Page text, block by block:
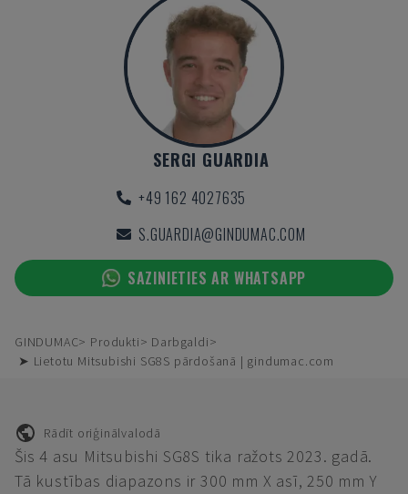
SERGI GUARDIA
+49 162 4027635
S.GUARDIA@GINDUMAC.COM
SAZINIETIES AR WHATSAPP
GINDUMAC Produkti
Darbgaldi
➤ Lietotu Mitsubishi SG8S pārdošanā | gindumac.com
Rādīt oriģinālvalodā
Šis 4 asu Mitsubishi SG8S tika ražots 2023. gadā.
Tā kustības diapazons ir 300 mm X asī, 250 mm Y